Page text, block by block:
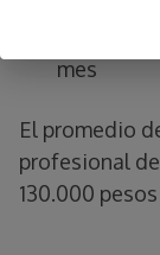
mes
El promedio
profesional
130.000